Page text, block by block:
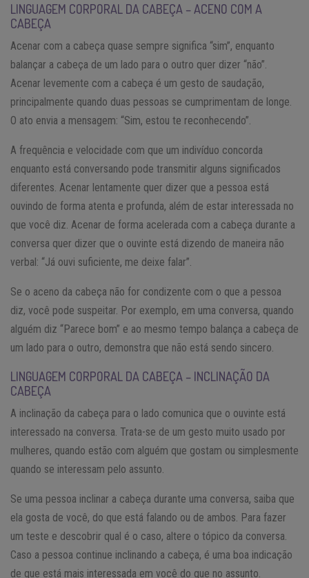
LINGUAGEM CORPORAL DA CABEÇA – ACENO COM A
CABEÇA
Acenar com a cabeça quase sempre significa “sim”, enquanto
balançar a cabeça de um lado para o outro quer dizer “não”.
Acenar levemente com a cabeça é um gesto de saudação,
principalmente quando duas pessoas se cumprimentam de longe.
O ato envia a mensagem: “Sim, estou te reconhecendo”.
A frequência e velocidade com que um indivíduo concorda
enquanto está conversando pode transmitir alguns significados
diferentes. Acenar lentamente quer dizer que a pessoa está
ouvindo de forma atenta e profunda, além de estar interessada no
que você diz. Acenar de forma acelerada com a cabeça durante a
conversa quer dizer que o ouvinte está dizendo de maneira não
verbal: “Já ouvi suficiente, me deixe falar”.
Se o aceno da cabeça não for condizente com o que a pessoa
diz, você pode suspeitar. Por exemplo, em uma conversa, quando
alguém diz “Parece bom” e ao mesmo tempo balança a cabeça de
um lado para o outro, demonstra que não está sendo sincero.
LINGUAGEM CORPORAL DA CABEÇA – INCLINAÇÃO DA
CABEÇA
A inclinação da cabeça para o lado comunica que o ouvinte está
interessado na conversa. Trata-se de um gesto muito usado por
mulheres, quando estão com alguém que gostam ou simplesmente
quando se interessam pelo assunto.
Se uma pessoa inclinar a cabeça durante uma conversa, saiba que
ela gosta de você, do que está falando ou de ambos. Para fazer
um teste e descobrir qual é o caso, altere o tópico da conversa.
Caso a pessoa continue inclinando a cabeça, é uma boa indicação
de que está mais interessada em você do que no assunto.